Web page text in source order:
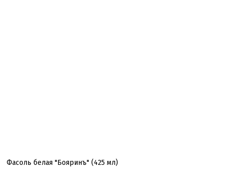
Фасоль белая "Бояринъ" (425 мл)